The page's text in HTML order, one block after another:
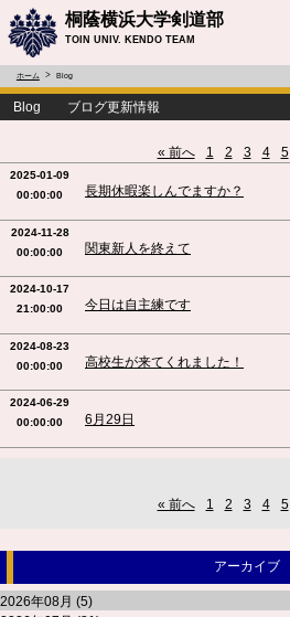
桐蔭横浜大学剣道部
TOIN UNIV. KENDO TEAM
ホーム Blog
Blog ブログ更新情報
« 前へ 1 2 3 4 5
2025-01-09
00:00:00
長期休暇楽しんでますか？
2024-11-28
00:00:00
関東新人を終えて
2024-10-17
21:00:00
今日は自主練です
2024-08-23
00:00:00
高校生が来てくれました！
2024-06-29
00:00:00
6月29日
« 前へ 1 2 3 4 5
アーカイブ
2026年08月 (5)